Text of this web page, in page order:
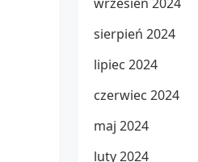
sierpień 2024
lipiec 2024
czerwiec 2024
maj 2024
luty 2024